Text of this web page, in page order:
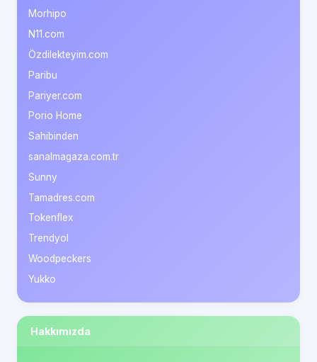
Morhipo
N11.com
Özdilekteyim.com
Paribu
Pariyer.com
Porio Home
Sahibinden
sanalmagaza.com.tr
Sunny
Tamadres.com
Tokenflex
Trendyol
Woodpeckers
Yukko
Hakkımızda